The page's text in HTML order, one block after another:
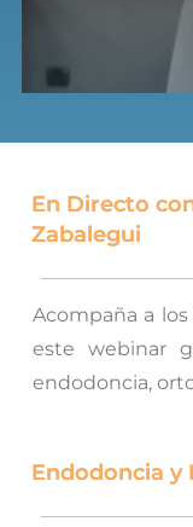
En Directo
Zabalegui
Acompaña a
este webinar
endodoncia,
Endodoncia